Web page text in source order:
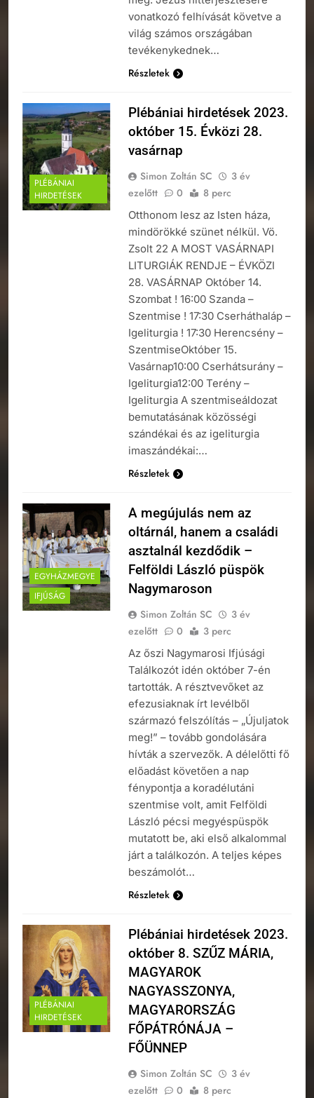
vonatkozó felhívását követve a
világ számos országában
tevékenykednek…
Részletek
PLÉBÁNIAI
HIRDETÉSEK
Plébániai hirdetések 2023.
október 15. Évközi 28.
vasárnap
Simon Zoltán SC
3 év
ezelőtt
0 8 perc
Otthonom lesz az Isten háza,
mindörökké szünet nélkül. Vö.
Zsolt 22 A MOST VASÁRNAPI
LITURGIÁK RENDJE – ÉVKÖZI
28. VASÁRNAP Október 14.
Szombat ! 16:00 Szanda –
Szentmise ! 17:30 Cserháthaláp –
Igeliturgia ! 17:30 Herencsény –
SzentmiseOktóber 15.
Vasárnap10:00 Cserhátsurány –
Igeliturgia12:00 Terény –
Igeliturgia A szentmiseáldozat
bemutatásának közösségi
szándékai és az igeliturgia
imaszándékai:…
Részletek
EGYHÁZMEGYE
IFJÚSÁG
A megújulás nem az
oltárnál, hanem a családi
asztalnál kezdődik –
Felföldi László püspök
Nagymaroson
Simon Zoltán SC
3 év
ezelőtt
0 3 perc
Az őszi Nagymarosi Ifjúsági
Találkozót idén október 7-én
tartották. A résztvevőket az
efezusiaknak írt levélből
származó felszólítás – „Újuljatok
meg!” – tovább gondolására
hívták a szervezők. A délelőtti fő
előadást követően a nap
fénypontja a koradélutáni
szentmise volt, amit Felföldi
László pécsi megyéspüspök
mutatott be, aki első alkalommal
járt a találkozón. A teljes képes
beszámolót…
Részletek
PLÉBÁNIAI
HIRDETÉSEK
Plébániai hirdetések 2023.
október 8. SZŰZ MÁRIA,
MAGYAROK
NAGYASSZONYA,
MAGYARORSZÁG
FŐPÁTRÓNÁJA –
FŐÜNNEP
Simon Zoltán SC
3 év
ezelőtt
0 8 perc